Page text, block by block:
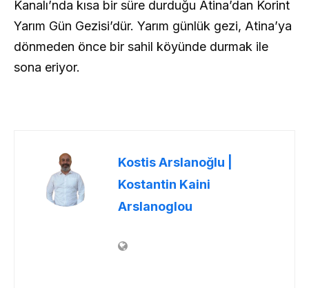
Kanalı’nda kısa bir süre durduğu Atina’dan Korint
Yarım Gün Gezisi’dür. Yarım günlük gezi, Atina’ya
dönmeden önce bir sahil köyünde durmak ile
sona eriyor.
Kostis Arslanoğlu |
Kostantin Kaini
Arslanoglou